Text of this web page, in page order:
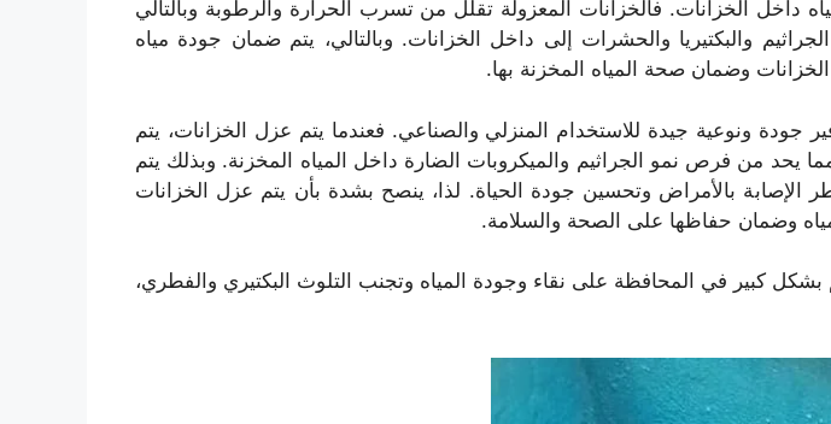
داخل الخزانات. فالخزانات المعزولة تقلل من تسرب الحرارة والرطوبة وبالتالي
والبكتيريا والحشرات إلى داخل الخزانات. وبالتالي، يتم ضمان جودة مياه
وضمان صحة المياه المخزنة بها.
ونوعية جيدة للاستخدام المنزلي والصناعي. فعندما يتم عزل الخزانات، يتم
يحد من فرص نمو الجراثيم والميكروبات الضارة داخل المياه المخزنة. وبذلك يتم
الإصابة بالأمراض وتحسين جودة الحياة. لذا، ينصح بشدة بأن يتم عزل الخزانات
وضمان حفاظها على الصحة والسلامة.
بشكل كبير في المحافظة على نقاء وجودة المياه وتجنب التلوث البكتيري والفطري،